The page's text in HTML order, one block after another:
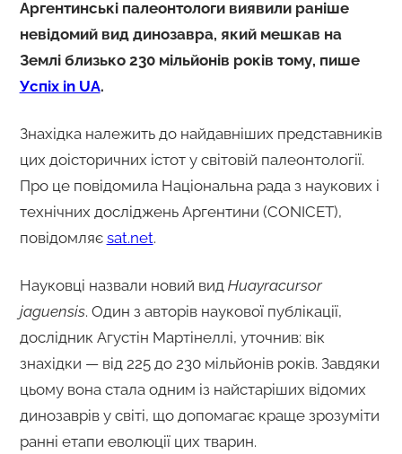
Аргентинські палеонтологи виявили раніше
невідомий вид динозавра, який мешкав на
Землі близько 230 мільйонів років тому, пише
Успіх in UA.
Знахідка належить до найдавніших представників
цих доісторичних істот у світовій палеонтології.
Про це повідомила Національна рада з наукових і
технічних досліджень Аргентини (CONICET),
повідомляє sat.net.
Науковці назвали новий вид Huayracursor
jaguensis. Один з авторів наукової публікації,
дослідник Агустін Мартінеллі, уточнив: вік
знахідки — від 225 до 230 мільйонів років. Завдяки
цьому вона стала одним із найстаріших відомих
динозаврів у світі, що допомагає краще зрозуміти
ранні етапи еволюції цих тварин.